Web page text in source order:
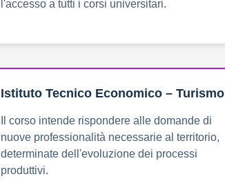
l'accesso a tutti i corsi universitari.
Istituto Tecnico Economico – Turismo
Il corso intende rispondere alle domande di
nuove professionalità necessarie al territorio,
determinate dell'evoluzione dei processi
produttivi.